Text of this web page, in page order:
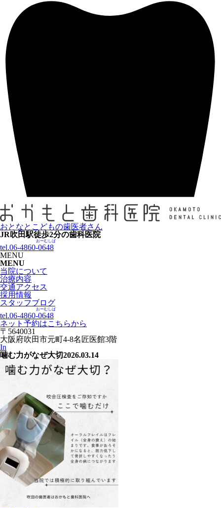
おとなとこどもの歯医者さん
JR吹田駅徒歩2分の歯科医院
tel.06-4860-0648
おーむしば
MENU
MENU
当院について
治療内容
交通アクセス
採用情報
スタッフブログ
tel.06-4860-0648
おーむしば
ネット予約はこちらから
〒5640031
大阪府吹田市元町4-8名匠医館3階
In
噛む力がなぜ大切2026.03.14